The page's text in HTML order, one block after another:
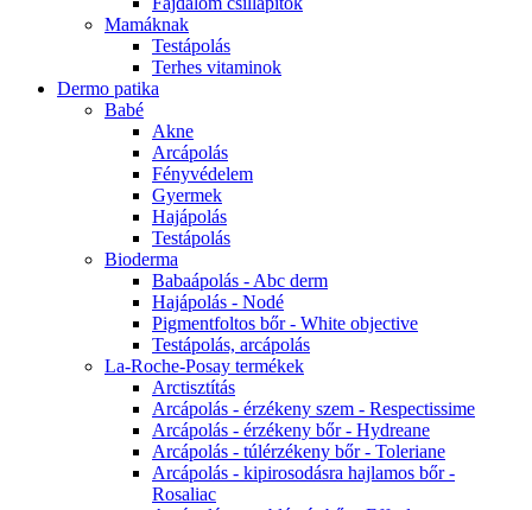
Mamáknak
Testápolás
Terhes vitaminok
Dermo patika
Babé
Akne
Arcápolás
Fényvédelem
Gyermek
Hajápolás
Testápolás
Bioderma
Babaápolás - Abc derm
Hajápolás - Nodé
Pigmentfoltos bőr - White objective
Testápolás, arcápolás
La-Roche-Posay termékek
Arctisztítás
Arcápolás - érzékeny szem - Respectissime
Arcápolás - érzékeny bőr - Hydreane
Arcápolás - túlérzékeny bőr - Toleriane
Arcápolás - kipirosodásra hajlamos bőr -
Rosaliac